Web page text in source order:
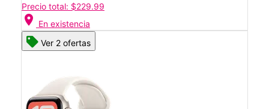
Precio total: $229.99
location_on En existencia
Ver 2 ofertas